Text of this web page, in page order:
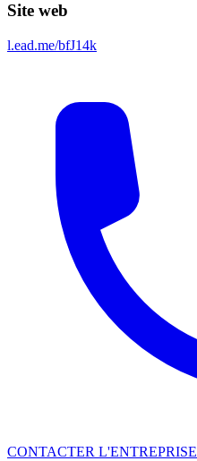
Site web
l.ead.me/bfJ14k
CONTACTER L'ENTREPRISE